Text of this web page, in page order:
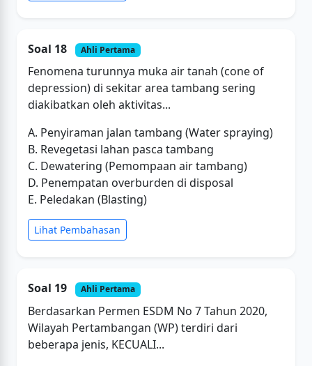
Soal 18 Ahli Pertama
Fenomena turunnya muka air tanah (cone of
depression) di sekitar area tambang sering
diakibatkan oleh aktivitas...
A. Penyiraman jalan tambang (Water spraying)
B. Revegetasi lahan pasca tambang
C. Dewatering (Pemompaan air tambang)
D. Penempatan overburden di disposal
E. Peledakan (Blasting)
Lihat Pembahasan
Soal 19 Ahli Pertama
Berdasarkan Permen ESDM No 7 Tahun 2020,
Wilayah Pertambangan (WP) terdiri dari
beberapa jenis, KECUALI...